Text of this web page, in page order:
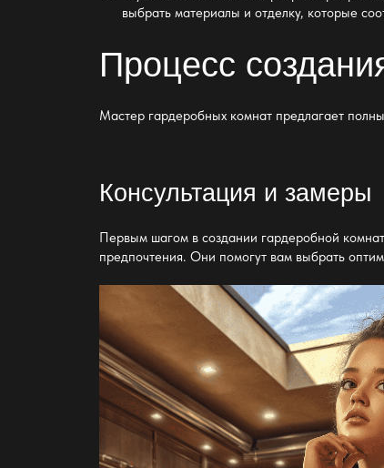
выбрать материалы и отделку, которые
Процесс
Мастер гардеробных комнат предлагает
Консультация и замеры
Первым шагом в создании гардеробной
предпочтения. Они помогут вам выбрать